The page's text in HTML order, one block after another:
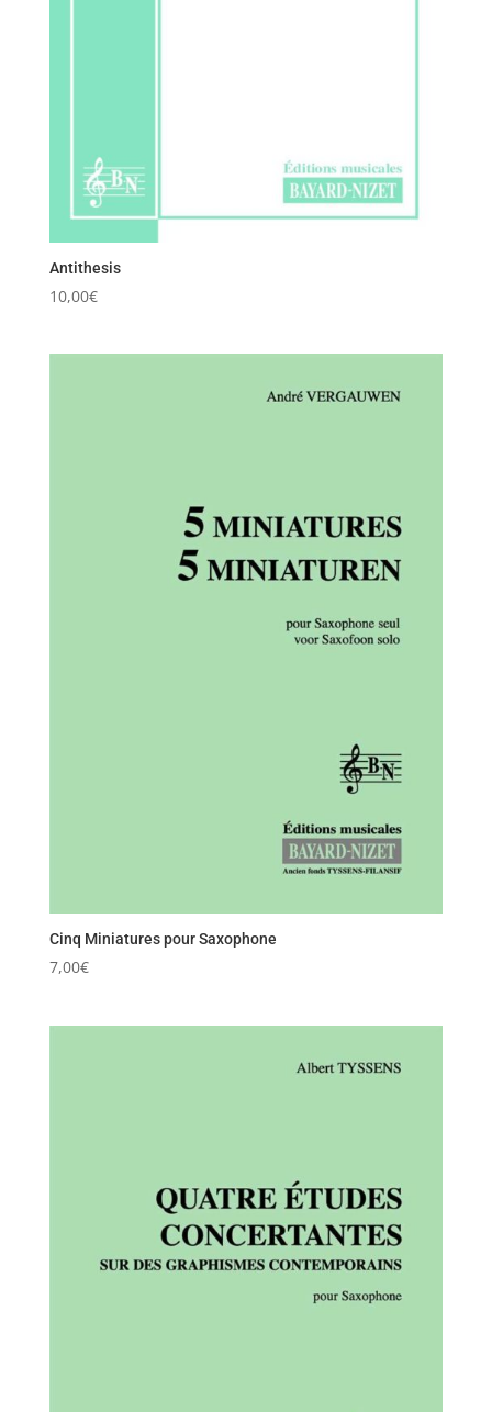
Antithesis
10,00€
Cinq Miniatures pour Saxophone
7,00€